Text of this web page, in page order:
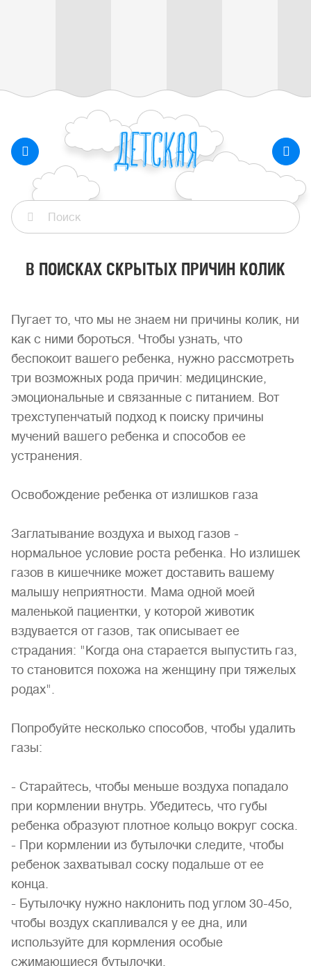
В ПОИСКАХ СКРЫТЫХ ПРИЧИН КОЛИК
Пугает то, что мы не знаем ни причины колик, ни
как с ними бороться. Чтобы узнать, что
беспокоит вашего ребенка, нужно рассмотреть
три возможных рода причин: медицинские,
эмоциональные и связанные с питанием. Вот
трехступенчатый подход к поиску причины
мучений вашего ребенка и способов ее
устранения.
Освобождение ребенка от излишков газа
Заглатывание воздуха и выход газов -
нормальное условие роста ребенка. Но излишек
газов в кишечнике может доставить вашему
малышу неприятности. Мама одной моей
маленькой пациентки, у которой животик
вздувается от газов, так описывает ее
страдания: "Когда она старается выпустить газ,
то становится похожа на женщину при тяжелых
родах".
Попробуйте несколько способов, чтобы удалить
газы:
- Старайтесь, чтобы меньше воздуха попадало
при кормлении внутрь. Убедитесь, что губы
ребенка образуют плотное кольцо вокруг соска.
- При кормлении из бутылочки следите, чтобы
ребенок захватывал соску подальше от ее
конца.
- Бутылочку нужно наклонить под углом 30-45о,
чтобы воздух скапливался у ее дна, или
используйте для кормления особые
сжимающиеся бутылочки.